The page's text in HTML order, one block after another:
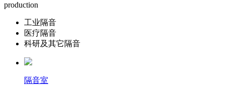
production
工业隔音
医疗隔音
科研及其它隔音
隔音室